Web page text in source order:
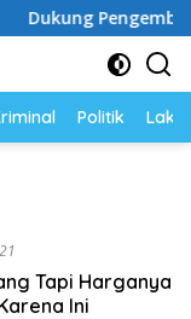
Pengembangan
Politik
Tapi Harganya
Ini